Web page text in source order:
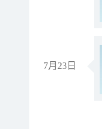
7月23日